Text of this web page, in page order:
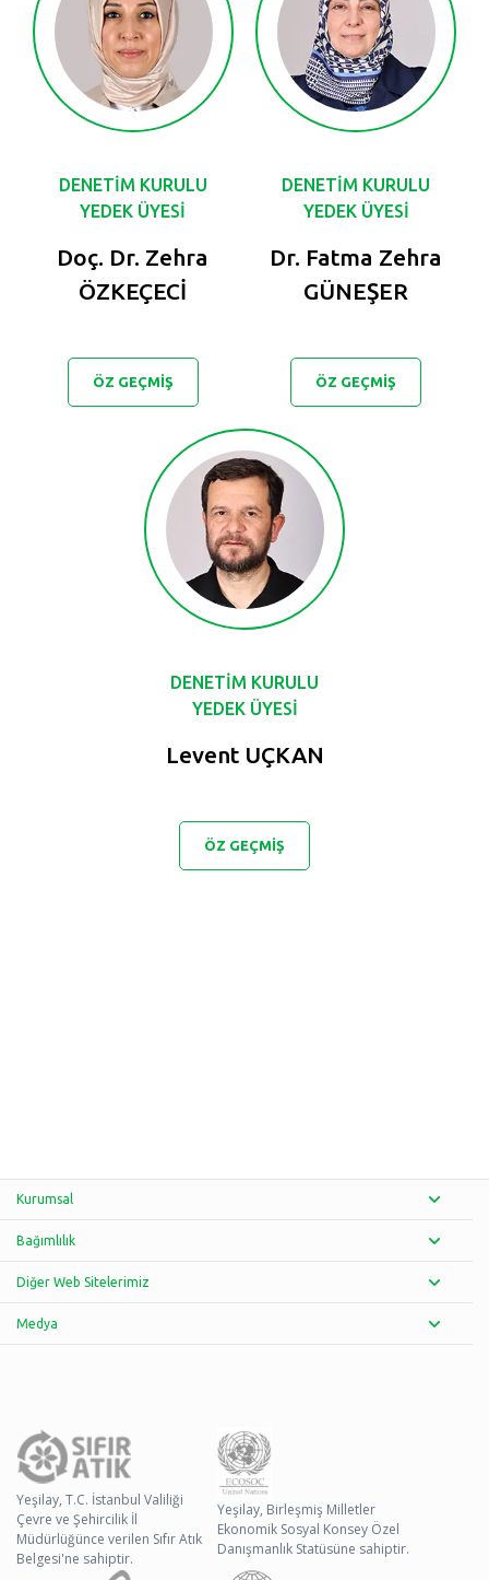
DENETİM KURULU
YEDEK ÜYESİ
Doç. Dr. Zehra
ÖZKEÇECİ
ÖZ GEÇMİŞ
DENETİM KURULU
YEDEK ÜYESİ
Dr. Fatma Zehra
GÜNEŞER
ÖZ GEÇMİŞ
DENETİM KURULU
YEDEK ÜYESİ
Levent UÇKAN
ÖZ GEÇMİŞ
Kurumsal
Bağımlılık
Diğer Web Sitelerimiz
Medya
Yeşilay, T.C. İstanbul Valiliği
Çevre ve Şehircilik İl
Müdürlüğünce verilen Sıfır Atık
Belgesi'ne sahiptir.
Yeşilay, Birleşmiş Milletler
Ekonomik Sosyal Konsey Özel
Danışmanlık Statüsüne sahiptir.